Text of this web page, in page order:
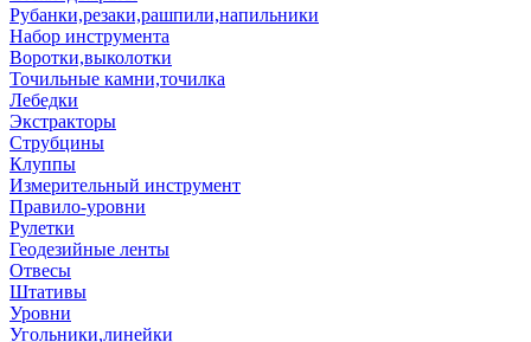
Рубанки,резаки,рашпили,напильники
Набор инструмента
Воротки,выколотки
Точильные камни,точилка
Лебедки
Экстракторы
Струбцины
Клуппы
Измерительный инструмент
Правило-уровни
Рулетки
Геодезийные ленты
Отвесы
Штативы
Уровни
Угольники,линейки